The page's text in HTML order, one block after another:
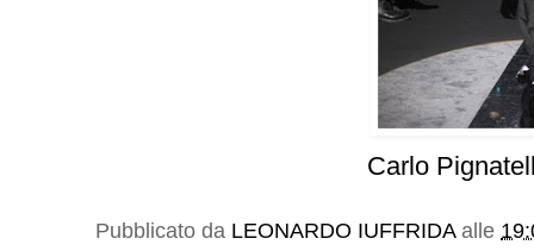
Carlo
Pubblicato da LEONARDO IUFFRIDA alle